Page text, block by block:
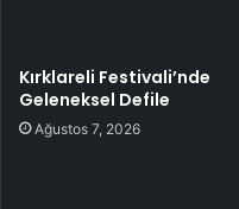
Kırklareli Festivali’nde
Geleneksel Defile
Ağustos 7, 2026